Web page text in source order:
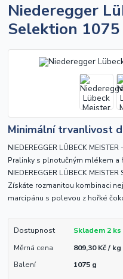
Niederegger
Selektion
Minimální trvanlivost
NIEDEREGGER LÜBECK
Pralinky s plnotučným mlékem
NIEDEREGGER LÜBECK
Získáte rozmanitou kombinaci
marcipánu s polevou z hořké
Dostupnost
Skladem 2 ks
Měrná cena
809,30 Kč / kg
Balení
1075 g